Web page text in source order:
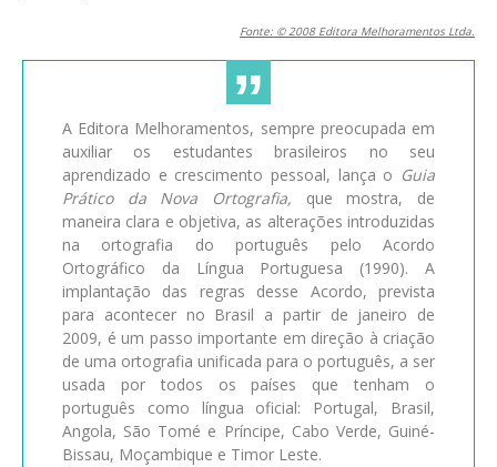
Fonte: © 2008 Editora Melhoramentos Ltda.
A Editora Melhoramentos, sempre preocupada em
auxiliar os estudantes brasileiros no seu
aprendizado e crescimento pessoal, lança o Guia
Prático da Nova Ortografia, que mostra, de
maneira clara e objetiva, as alterações introduzidas
na ortografia do português pelo Acordo
Ortográfico da Língua Portuguesa (1990). A
implantação das regras desse Acordo, prevista
para acontecer no Brasil a partir de janeiro de
2009, é um passo importante em direção à criação
de uma ortografia unificada para o português, a ser
usada por todos os países que tenham o
português como língua oficial: Portugal, Brasil,
Angola, São Tomé e Príncipe, Cabo Verde, Guiné-
Bissau, Moçambique e Timor Leste.